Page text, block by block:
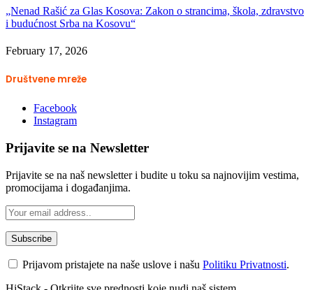
„Nenad Rašić za Glas Kosova: Zakon o strancima, škola, zdravstvo
i budućnost Srba na Kosovu“
February 17, 2026
Društvene mreže
Facebook
Instagram
Prijavite se na Newsletter
Prijavite se na naš newsletter i budite u toku sa najnovijim vestima,
promocijama i događanjima.
Prijavom pristajete na naše uslove i našu Politiku Privatnosti.